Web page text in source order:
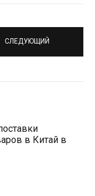
СЛЕДУЮЩИЙ
в Китай в